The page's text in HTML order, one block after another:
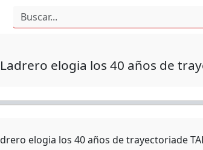
elogia los 40 años de
elogia los 40 años de trayectoriade